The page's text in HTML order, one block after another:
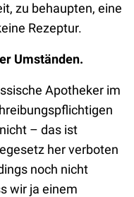
zu behaupten, eine
Rezeptur.
Umständen.
Apotheker im
– das ist
her verboten
noch nicht
wir ja einem